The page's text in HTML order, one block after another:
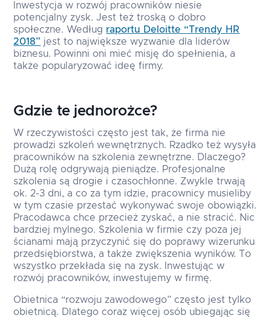
Inwestycja w rozwój pracowników niesie
potencjalny zysk. Jest też troską o dobro
społeczne. Według raportu Deloitte “Trendy HR
2018” jest to największe wyzwanie dla liderów
biznesu. Powinni oni mieć misję do spełnienia, a
także popularyzować ideę firmy.
Gdzie te jednorożce?
W rzeczywistości często jest tak, że firma nie
prowadzi szkoleń wewnętrznych. Rzadko też wysyła
pracowników na szkolenia zewnętrzne. Dlaczego?
Dużą rolę odgrywają pieniądze. Profesjonalne
szkolenia są drogie i czasochłonne. Zwykle trwają
ok. 2-3 dni, a co za tym idzie, pracownicy musieliby
w tym czasie przestać wykonywać swoje obowiązki.
Pracodawca chce przecież zyskać, a nie stracić. Nic
bardziej mylnego. Szkolenia w firmie czy poza jej
ścianami mają przyczynić się do poprawy wizerunku
przedsiębiorstwa, a także zwiększenia wyników. To
wszystko przekłada się na zysk. Inwestując w
rozwój pracowników, inwestujemy w firmę.
Obietnica “rozwoju zawodowego” często jest tylko
obietnicą. Dlatego coraz więcej osób ubiegając się